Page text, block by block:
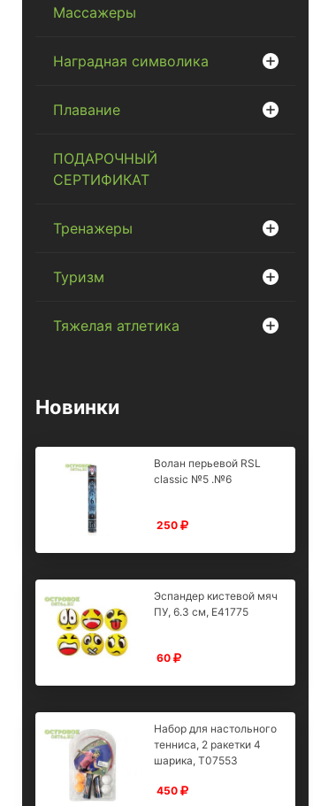
Массажеры
Наградная символика
Плавание
ПОДАРОЧНЫЙ
СЕРТИФИКАТ
Тренажеры
Туризм
Тяжелая атлетика
Новинки
Волан перьевой RSL
classic №5 .№6
250
Эспандер кистевой мяч
ПУ, 6.3 см, E41775
60
Набор для настольного
тенниса, 2 ракетки 4
шарика, T07553
450